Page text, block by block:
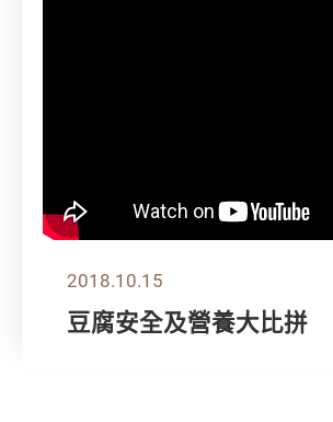
2018.10.15
豆腐安全及營養大比拼